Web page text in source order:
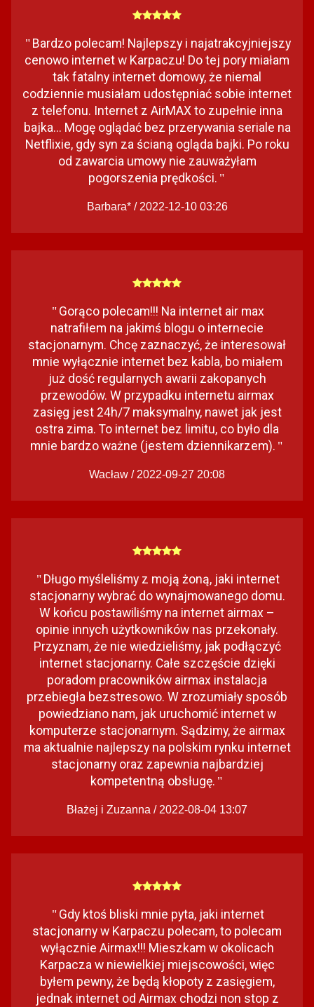
" Bardzo polecam! Najlepszy i najatrakcyjniejszy
cenowo internet w Karpaczu! Do tej pory miałam
tak fatalny internet domowy, że niemal
codziennie musiałam udostępniać sobie internet
z telefonu. Internet z AirMAX to zupełnie inna
bajka... Mogę oglądać bez przerywania seriale na
Netflixie, gdy syn za ścianą ogląda bajki. Po roku
od zawarcia umowy nie zauważyłam
pogorszenia prędkości. "
Barbara* / 2022-12-10 03:26
" Gorąco polecam!!! Na internet air max
natrafiłem na jakimś blogu o internecie
stacjonarnym. Chcę zaznaczyć, że interesował
mnie wyłącznie internet bez kabla, bo miałem
już dość regularnych awarii zakopanych
przewodów. W przypadku internetu airmax
zasięg jest 24h/7 maksymalny, nawet jak jest
ostra zima. To internet bez limitu, co było dla
mnie bardzo ważne (jestem dziennikarzem). "
Wacław / 2022-09-27 20:08
" Długo myśleliśmy z moją żoną, jaki internet
stacjonarny wybrać do wynajmowanego domu.
W końcu postawiliśmy na internet airmax –
opinie innych użytkowników nas przekonały.
Przyznam, że nie wiedzieliśmy, jak podłączyć
internet stacjonarny. Całe szczęście dzięki
poradom pracowników airmax instalacja
przebiegła bezstresowo. W zrozumiały sposób
powiedziano nam, jak uruchomić internet w
komputerze stacjonarnym. Sądzimy, że airmax
ma aktualnie najlepszy na polskim rynku internet
stacjonarny oraz zapewnia najbardziej
kompetentną obsługę. "
Błażej i Zuzanna / 2022-08-04 13:07
" Gdy ktoś bliski mnie pyta, jaki internet
stacjonarny w Karpaczu polecam, to polecam
wyłącznie Airmax!!! Mieszkam w okolicach
Karpacza w niewielkiej miejscowości, więc
byłem pewny, że będą kłopoty z zasięgiem,
jednak internet od Airmax chodzi non stop z